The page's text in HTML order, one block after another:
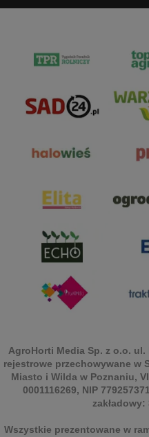
AgroHorti Media Sp. z o.o. ul.
rejestrowe przechowywane w
Miasto i Wilda w Poznaniu,
0001116269, NIP
zakładowy:
Wszystkie prezentowane w